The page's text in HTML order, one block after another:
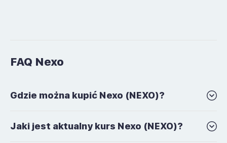
FAQ Nexo
Gdzie można kupić Nexo (NEXO)?
Jaki jest aktualny kurs Nexo (NEXO)?